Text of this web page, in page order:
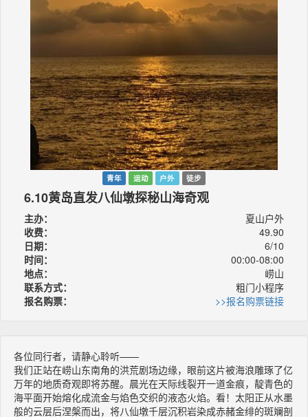
青年 运动 户外 徒步
6.10黄岛直发八仙墩探秘山海奇观
主办：
夏山户外
收费：
49.90
日期：
6/10
时间：
00:00-08:00
地点：
崂山
联系方式：
粗门小程序
报名购票：
>>报名购票链接
各位同行者，请静心聆听——
我们正站在崂山东南角的洪荒剧场边缘，眼前这片被海浪雕琢了亿
万年的地质奇观即将苏醒。晨光在天际线裂开一道金痕，靛青色的
海平面开始熔化成流金与焰色交织的液态火焰。看！太阳正从水墨
般的云层后涅槃而出，将八仙墩千层沉积岩染成赤赭金绯的斑斓剖